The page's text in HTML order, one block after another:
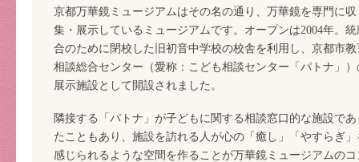
京都万華鏡ミュージアムはその名の通り、万華鏡を専門に収
集・展示しているミュージアムです。オープンは2004年。統
合のために閉校した旧初音中学校の校舎を利用し、京都市教
相談総合センター（愛称：こども相談センター「パトナ」）
展示施設として開設されました。
隣接する「パトナ」が子どもに関する相談窓口的な施設であ
たこともあり、施設を訪れる人が心の「癒し」「やすらぎ」
感じられるような空間を作ることが万華鏡ミュージアムのコ